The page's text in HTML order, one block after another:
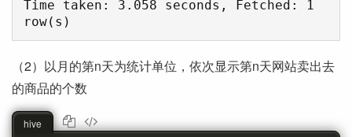
Time taken: 3.058 seconds, Fetched: 1
（2）以月的第n天为统计单位，依次显示第n天网站卖出去
的商品的个数
hive